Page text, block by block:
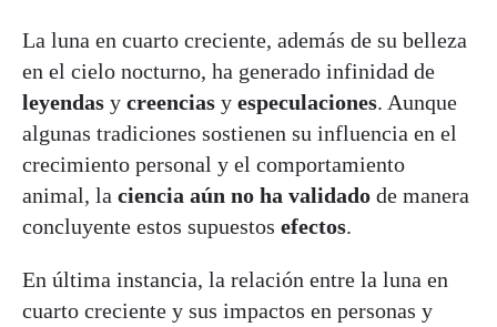
La luna en cuarto creciente, además de su belleza
en el cielo nocturno, ha generado infinidad de
leyendas y creencias y especulaciones. Aunque
algunas tradiciones sostienen su influencia en el
crecimiento personal y el comportamiento
animal, la ciencia aún no ha validado de manera
concluyente estos supuestos efectos.
En última instancia, la relación entre la luna en
cuarto creciente y sus impactos en personas y